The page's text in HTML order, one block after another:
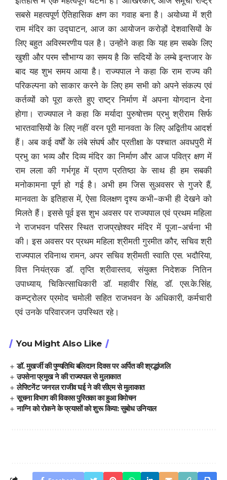
सबसे महत्वपूर्ण ऐतिहासिक क्षण का गवाह बना है। अयोध्या में श्री
राम मंदिर का उद्घाटन, आज का आयोजन करोड़ों देशवासियों के
लिए बहुत अविस्मरणीय पल है। उन्होंने कहा कि यह हम सबके लिए
खुशी और परम सौभाग्य का समय है कि सदियों के लम्बे इन्तजार के
बाद यह शुभ समय आया है। राज्यपाल ने कहा कि राम राज्य की
परिकल्पना को साकार करने के लिए हम सभी को अपने संकल्प एवं
कर्तव्यों को पूरा करते हुए राष्ट्र निर्माण में अपना योगदान देना
होगा। राज्यपाल ने कहा कि मर्यादा पुरुषोत्तम प्रभु श्रीराम सिर्फ
भारतवासियों के लिए नहीं वरन पूरी मानवता के लिए अद्वितीय आदर्श
हैं। अब कई वर्षों के लंबे संघर्ष और प्रतीक्षा के पश्चात अवधपुरी में
प्रभु का भव्य और दिव्य मंदिर का निर्माण और आज पवित्र क्षण में
राम लला की गर्भगृह में प्राण प्रतिष्ठा के साथ ही हम सबकी
मनोकामना पूर्ण हो गई है। अभी हम जिस सुअवसर से गुजरे हैं,
मानवता के इतिहास में, ऐसा विलक्षण दृश्य कभी-कभी ही देखने को
मिलते हैं। इससे पूर्व इस शुभ अवसर पर राज्यपाल एवं प्रथम महिला
ने राजभवन परिसर स्थित राजप्रज्ञेश्वर मंदिर में पूजा-अर्चना भी
की। इस अवसर पर प्रथम महिला श्रीमती गुरमीत कौर, सचिव श्री
राज्यपाल रविनाथ रामन, अपर सचिव श्रीमती स्वाति एस. भदौरिया,
वित्त नियंत्रक डॉ. तृप्ति श्रीवास्तव, संयुक्त निदेशक नितिन
उपाध्याय, चिकित्साधिकारी डॉ. महावीर सिंह, डॉ. एस.के.सिंह,
कम्प्ट्रोलर प्रमोद चमोली सहित राजभवन के अधिकारी, कर्मचारी
एवं उनके परिवारजन उपस्थित रहे।
You Might Also Like
डॉ. मुखर्जी की पुण्यतिथि बलिदान दिवस पर अर्पित की श्रद्धांजलि
उपसेना प्रमुख ने की राज्यपाल से मुलाकात
लेफ्टिनेंट जनरल राजीव घई ने की सीएम से मुलाकात
सूचना विभाग की विकास पुस्तिका का हुआ विमोचन
नाग्नि को रोकने के प्रयासों को शुरू किया: सुबोध उनियाल